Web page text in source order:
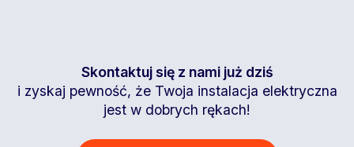
Skontaktuj się z nami już dziś
i zyskaj pewność, że Twoja instalacja elektryczna
jest w dobrych rękach!